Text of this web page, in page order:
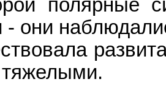
полярные
- они